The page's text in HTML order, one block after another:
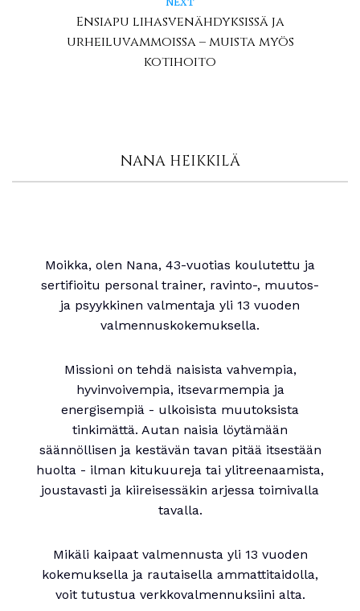
Ensiapu lihasvenähdyksissä ja
urheiluvammoissa – muista myös
kotihoito
NANA HEIKKILÄ
Moikka, olen Nana, 43-vuotias koulutettu ja
sertifioitu personal trainer, ravinto-, muutos-
ja psyykkinen valmentaja yli 13 vuoden
valmennuskokemuksella.
Missioni on tehdä naisista vahvempia,
hyvinvoivempia, itsevarmempia ja
energisempiä - ulkoisista muutoksista
tinkimättä. Autan naisia löytämään
säännöllisen ja kestävän tavan pitää itsestään
huolta - ilman kitukuureja tai ylitreenaamista,
joustavasti ja kiireisessäkin arjessa toimivalla
tavalla.
Mikäli kaipaat valmennusta yli 13 vuoden
kokemuksella ja rautaisella ammattitaidolla,
voit tutustua verkkovalmennuksiini alta.